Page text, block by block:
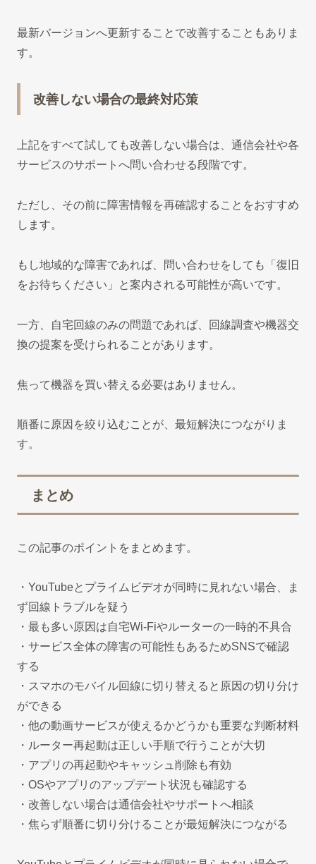
最新バージョンへ更新することで改善することもありま
す。
改善しない場合の最終対応策
上記をすべて試しても改善しない場合は、通信会社や各
サービスのサポートへ問い合わせる段階です。
ただし、その前に障害情報を再確認することをおすすめ
します。
もし地域的な障害であれば、問い合わせをしても「復旧
をお待ちください」と案内される可能性が高いです。
一方、自宅回線のみの問題であれば、回線調査や機器交
換の提案を受けられることがあります。
焦って機器を買い替える必要はありません。
順番に原因を絞り込むことが、最短解決につながりま
す。
まとめ
この記事のポイントをまとめます。
・YouTubeとプライムビデオが同時に見れない場合、ま
ず回線トラブルを疑う
・最も多い原因は自宅Wi-Fiやルーターの一時的不具合
・サービス全体の障害の可能性もあるためSNSで確認
する
・スマホのモバイル回線に切り替えると原因の切り分け
ができる
・他の動画サービスが使えるかどうかも重要な判断材料
・ルーター再起動は正しい手順で行うことが大切
・アプリの再起動やキャッシュ削除も有効
・OSやアプリのアップデート状況も確認する
・改善しない場合は通信会社やサポートへ相談
・焦らず順番に切り分けることが最短解決につながる